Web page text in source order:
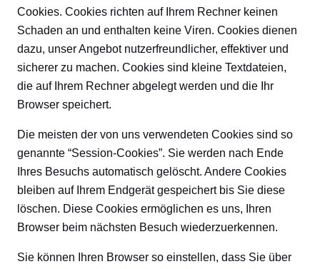
Cookies. Cookies richten auf Ihrem Rechner keinen
Schaden an und enthalten keine Viren. Cookies dienen
dazu, unser Angebot nutzerfreundlicher, effektiver und
sicherer zu machen. Cookies sind kleine Textdateien,
die auf Ihrem Rechner abgelegt werden und die Ihr
Browser speichert.
Die meisten der von uns verwendeten Cookies sind so
genannte “Session-Cookies”. Sie werden nach Ende
Ihres Besuchs automatisch gelöscht. Andere Cookies
bleiben auf Ihrem Endgerät gespeichert bis Sie diese
löschen. Diese Cookies ermöglichen es uns, Ihren
Browser beim nächsten Besuch wiederzuerkennen.
Sie können Ihren Browser so einstellen, dass Sie über